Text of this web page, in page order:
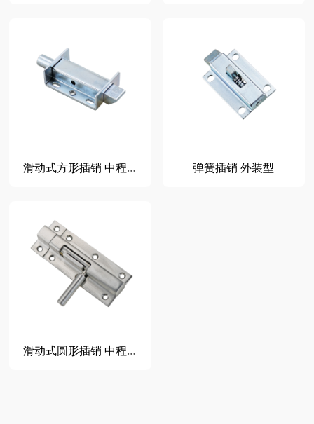
滑动式方形插销 中程距离 带弹簧装置 弹簧插销 外装型
滑动式圆形插销 中程距离 左右区分型